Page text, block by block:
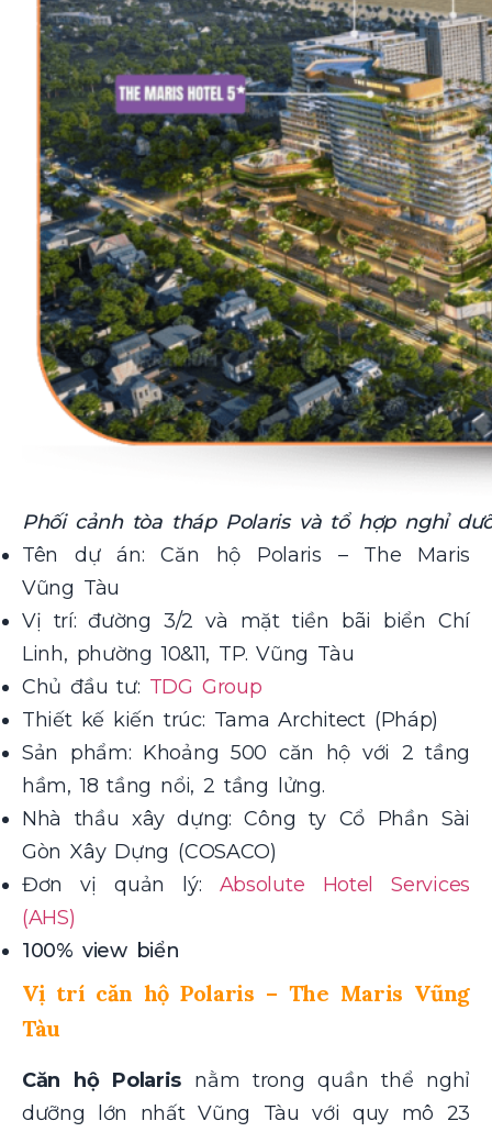
Phối cảnh tòa tháp Polaris và tổ hợp nghỉ
Tên dự án: Căn hộ Polaris – The Maris
Vũng Tàu
Vị trí: đường 3/2 và mặt tiền bãi biển Chí
Linh, phường 10&11, TP. Vũng Tàu
Chủ đầu tư: TDG Group
Thiết kế kiến trúc: Tama Architect (Pháp)
Sản phẩm: Khoảng 500 căn hộ với 2 tầng
hầm, 18 tầng nổi, 2 tầng lửng.
Nhà thầu xây dựng: Công ty Cổ Phần Sài
Gòn Xây Dựng (COSACO)
Đơn vị quản lý: Absolute Hotel Services
(AHS)
100% view biển
Vị trí căn hộ Polaris – The Maris Vũng
Tàu
Căn hộ Polaris nằm trong quần thể nghỉ
dưỡng lớn nhất Vũng Tàu với quy mô 23